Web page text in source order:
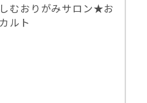
むおりがみサロン★お
ルト